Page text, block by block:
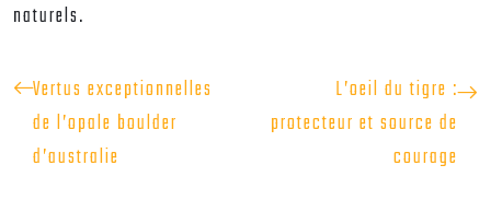
naturels.
Vertus exceptionnelles
de l’opale boulder
d’australie
L’oeil du tigre :
protecteur et source de
courage